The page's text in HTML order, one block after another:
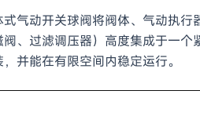
式气动开关球阀将阀体、气动执行
阀、过滤调压器）高度集成于一个
，并能在有限空间内稳定运行。